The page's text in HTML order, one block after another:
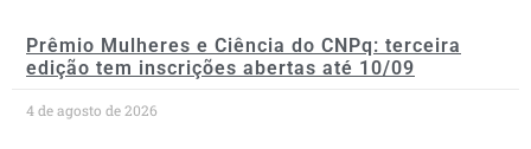
Prêmio Mulheres e Ciência do CNPq: terceira
edição tem inscrições abertas até 10/09
4 de agosto de 2026